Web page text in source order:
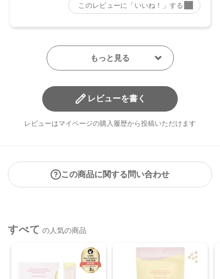
レビューを書く
レビューはマイページの購入履歴から投稿いただけます
この商品に関する問い合わせ
すべて の人気の商品